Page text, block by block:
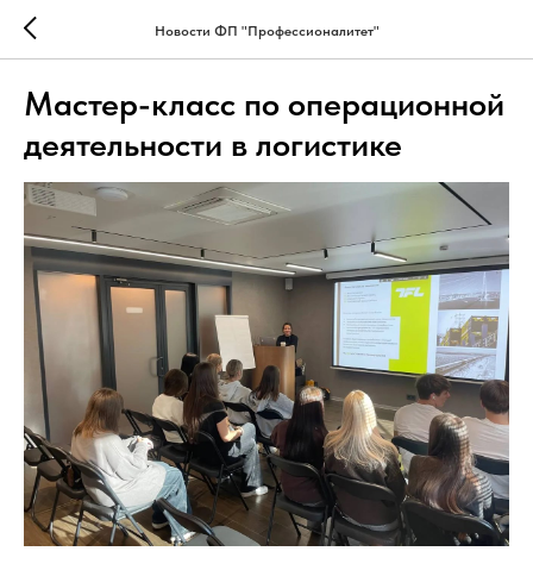
Новости ФП "Профессионалитет"
Мастер-класс по операционной
деятельности в логистике